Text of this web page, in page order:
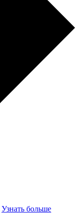
Узнать больше